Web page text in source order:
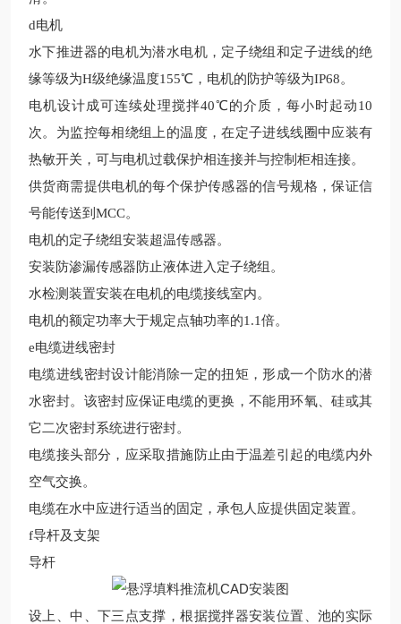
d电机
水下推进器的电机为潜水电机，定子绕组和定子进线的绝
缘等级为H级绝缘温度155℃，电机的防护等级为IP68。
电机设计成可连续处理搅拌40℃的介质，每小时起动10
次。为监控每相绕组上的温度，在定子进线线圈中应装有
热敏开关，可与电机过载保护相连接并与控制柜相连接。
供货商需提供电机的每个保护传感器的信号规格，保证信
号能传送到 MCC。
电机的定子绕组安装超温传感器。
安装防渗漏传感器防止液体进入定子绕组。
水检测装置安装在电机的电缆接线室内。
电机的额定功率大于规定点轴功率的1.1倍。
e电缆进线密封
电缆进线密封设计能消除一定的扭矩，形成一个防水的潜
水密封。该密封应保证电缆的更换，不能用环氧、硅或其
它二次密封系统进行密封。
电缆接头部分，应采取措施防止由于温差引起的电缆内外
空气交换。
电缆在水中应进行适当的固定，承包人应提供固定装置。
f导杆及支架
导杆
设上、中、下三点支撑，根据搅拌器安装位置、池的实际